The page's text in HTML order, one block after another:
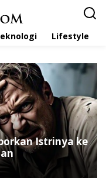
Lifestyle
Istrinya ke